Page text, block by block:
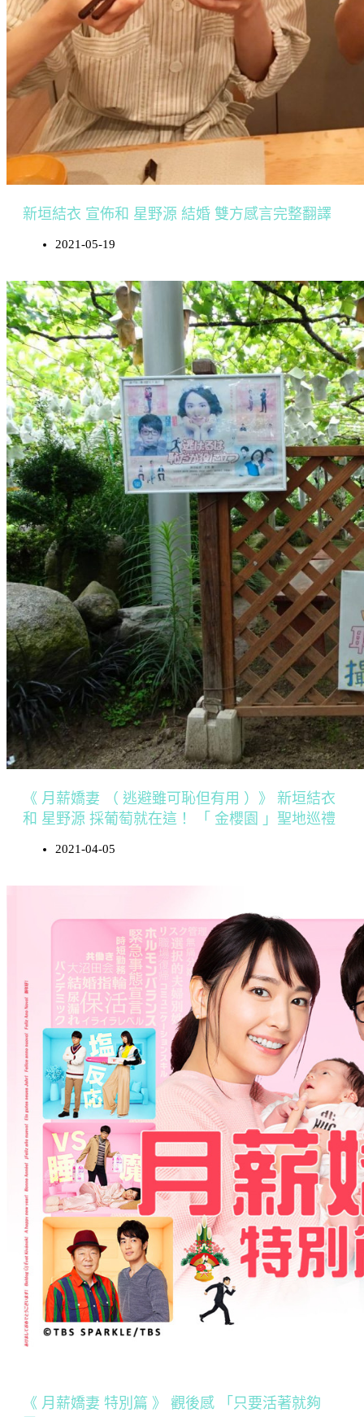
新垣結衣 宣佈和 星野源 結婚 雙方感言完整翻譯
2021-05-19
《 月薪嬌妻 （ 逃避雖可恥但有用 ）》 新垣結衣
和 星野源 採葡萄就在這！ 「 金櫻園 」聖地巡禮
2021-04-05
《 月薪嬌妻 特別篇 》 觀後感 「只要活著就夠